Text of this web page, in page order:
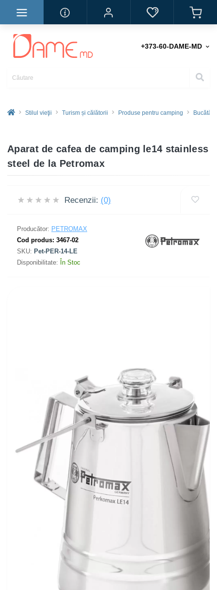
+373-60-DAME-MD
Stilul vieţii Turism și călătorii Produse pentru camping
Aparat de cafea de camping le14 stainless
steel de la Petromax
Recenzii: (0)
Producător: PETROMAX
Cod produs: 3467-02
SKU: Pet-PER-14-LE
Disponibilitate: În Stoc